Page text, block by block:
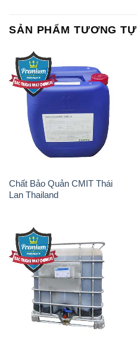
SẢN PHẨM TƯƠNG TỰ
Chất Bảo Quản CMIT Thái
Lan Thailand